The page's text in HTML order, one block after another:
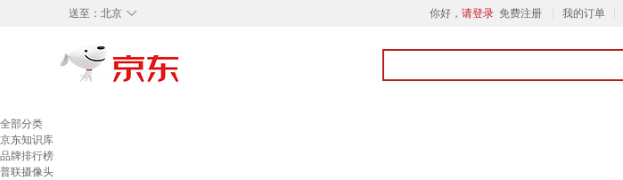
◇
送至： 北京 你好， 请登录 免费注册 我的订单
全部分类
京东知识库
品牌排行榜
普联摄像头